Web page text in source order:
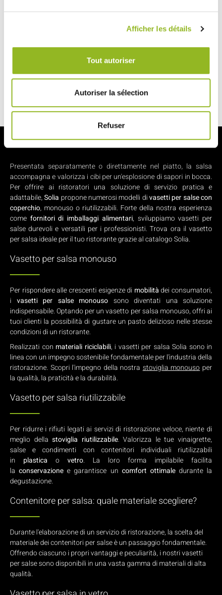
Afficher les détails
Tout autoriser
Autoriser la sélection
Refuser
Selezione speciale: Barattoli
Presentata separatamente o direttamente nel piatto, la salsa
accompagna e valorizza i cibi per un'esplosione di sapori in bocca.
Per offrire ai ristoratori una soluzione di servizio pratica e
adattabile,Solia propone numerosi modelli divasetti per salse con
coperchio, monouso o riutilizzabili. Forte della nostra esperienza
come fornitori di imballaggi alimentari, sviluppiamo vasetti per
salse durevoli e versatili per i professionisti. Trova ora il vasetto
per salsa ideale per il tuo ristorante grazie al catalogo Solia.
Vasetto per salsa monouso
Per rispondere alle crescenti esigenze di mobilitàdei consumatori,
i vasetti per salse monouso sono diventati una soluzione
indispensabile. Optando per un vasetto per salsa monouso, offri ai
tuoi clienti la possibilità di gustare un pasto delizioso nelle stesse
condizioni di un ristorante.
Realizzati con materiali riciclabili, i vasetti per salsa Solia sono in
linea con un impegno sostenibile fondamentale per l'industria della
ristorazione. Scopri l'impegno della nostra stoviglia monouso per
la qualità, la praticità e la durabilità.
Vasetto per salsa riutilizzabile
Per ridurre i rifiuti legati ai servizi di ristorazione veloce, niente di
meglio dellastoviglia riutilizzabile. Valorizza le tue vinaigrette,
salse e condimenti con contenitori individuali riutilizzabili
in plastica o vetro. La loro forma impilabile facilita
laconservazione e garantisce un comfort ottimaledurante la
degustazione.
Contenitore per salsa: quale materiale scegliere?
Durante l'elaborazione di un servizio di ristorazione, la scelta del
materiale dei contenitori per salse è un passaggio fondamentale.
Offrendo ciascuno i propri vantaggi e peculiarità, i nostri vasetti
per salse sono disponibili in una vasta gamma di materiali di alta
qualità.